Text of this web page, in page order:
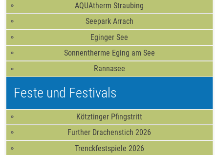
AQUAtherm Straubing
Seepark Arrach
Eginger See
Sonnentherme Eging am See
Rannasee
Feste und Festivals
Kötztinger Pfingstritt
Further Drachenstich 2026
Trenckfestspiele 2026